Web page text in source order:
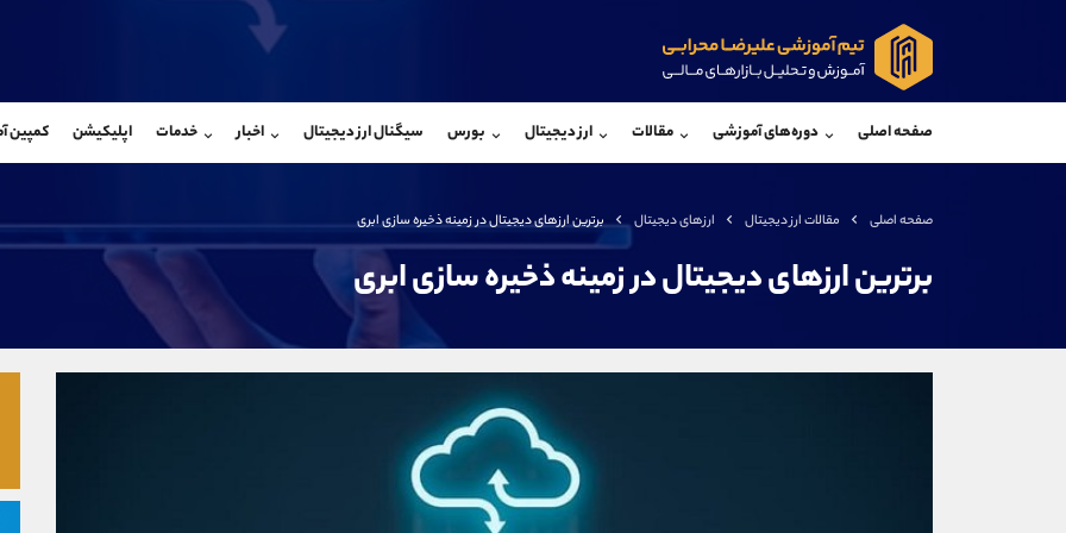
صفحه اصلی دوره‌های آموزشی مقالات ارز دیجیتال بورس سیگنال ارز دیجیتال اخبار خدمات اپلیکیشن کمپین
صفحه اصلی مقالات ارز دیجیتال ارزهای دیجیتال برترین ارزهای دیجیتال در زمینه ذخیره سازی ابری
برترین ارزهای دیجیتال در زمینه ذخیره سازی ابری
@Armteam_admin_103
@Armteam_admin_por
107
تلفن